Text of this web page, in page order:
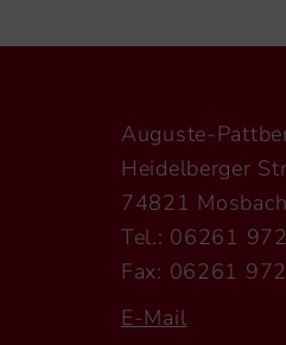
Auguste-
Heidelberger
74821 Mosbach
Tel.: 06261
Fax: 06261
E-Mail